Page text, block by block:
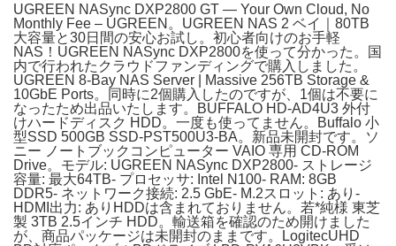
UGREEN NASync DXP2800 GT — Your Own Cloud, No
Monthly Fee – UGREEN。UGREEN NAS 2 ベイ｜80TB
大容量と30日間の安心お試し。初心者向けのお手軽
NAS！UGREEN NASync DXP2800を使って分かった。国
内で行われたクラウドファンディングで購入しました。
UGREEN 8-Bay NAS Server | Massive 256TB Storage &
10GbE Ports。同時に2個購入したのですが、1個は不要に
なったため出品いたします。BUFFALO HD-AD4U3 外付
けハードディスク HDD。一度も使ってません。Buffalo 小
型SSD 500GB SSD-PST500U3-BA。新品未開封です。ソ
ニー ノートブックコンピューター VAIO 専用 CD-ROM
Drive。モデル: UGREEN NASync DXP2800- ストレージ
容量: 最大64TB- プロセッサ: Intel N100- RAM: 8GB
DDR5- ネットワーク接続: 2.5 GbE- M.2スロット: あり-
HDMI出力: ありHDDは含まれておりません。若*純様 東芝
製 3TB 2.5インチ HDD。輸送箱を確認のため開けました
が、商品パッケージは未開封のままです。LogitecUHD